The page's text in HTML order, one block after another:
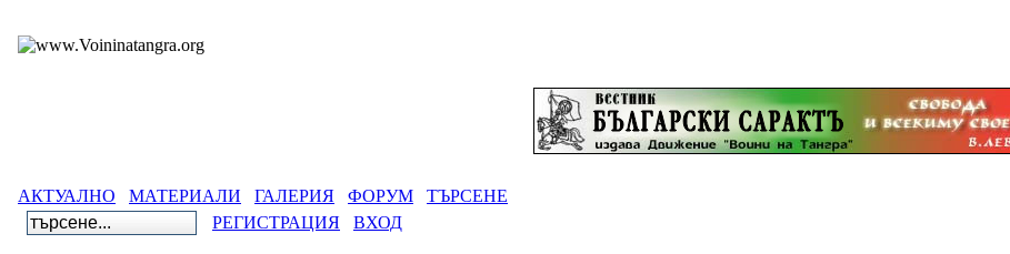
АКТУАЛНО МАТЕРИАЛИ ГАЛЕРИЯ ФОРУМ
ТЪРСЕНЕ
РЕГИСТРАЦИЯ
ВХОД